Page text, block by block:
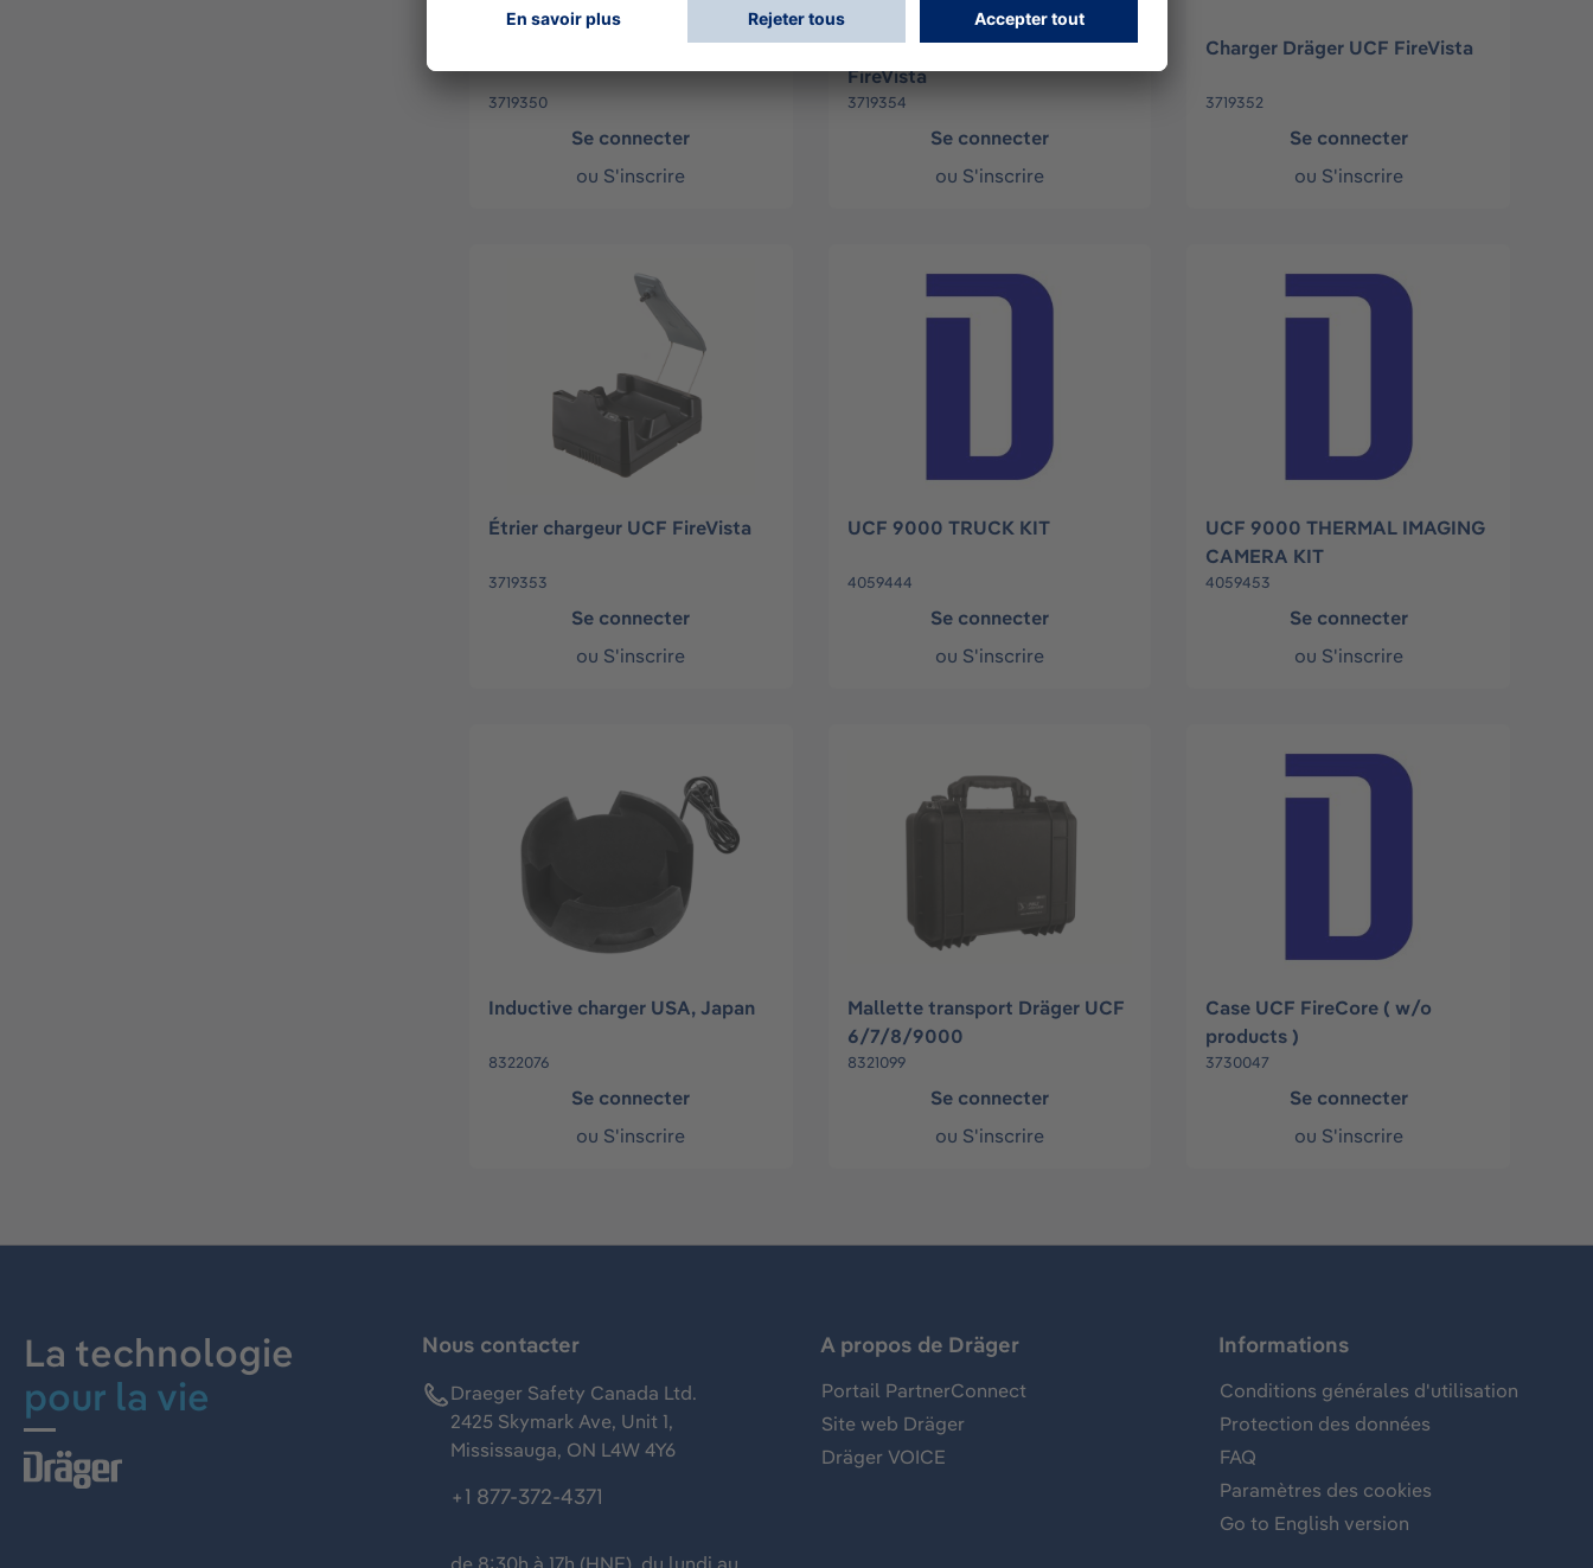
3719350
Se connecter
ou S'inscrire
Retractable lanyard UCF
FireVista
3719354
Se connecter
ou S'inscrire
Charger Dräger UCF FireVista
3719352
Se connecter
ou S'inscrire
Étrier chargeur UCF FireVista
3719353
Se connecter
ou S'inscrire
UCF 9000 TRUCK KIT
4059444
Se connecter
ou S'inscrire
UCF 9000 THERMAL IMAGING
CAMERA KIT
4059453
Se connecter
ou S'inscrire
Inductive charger USA, Japan
8322076
Se connecter
ou S'inscrire
Mallette transport Dräger UCF
6/7/8/9000
8321099
Se connecter
ou S'inscrire
Case UCF FireCore ( w/o
products )
3730047
Se connecter
ou S'inscrire
La technologie
pour la vie
Nous contacter
Draeger Safety Canada Ltd.
2425 Skymark Ave, Unit 1,
Mississauga, ON L4W 4Y6
+1 877-372-4371
A propos de Dräger
Portail PartnerConnect
Site web Dräger
Dräger VOICE
Informations
Conditions générales d'utilisation
Protection des données
FAQ
Paramètres des cookies
Go to English version